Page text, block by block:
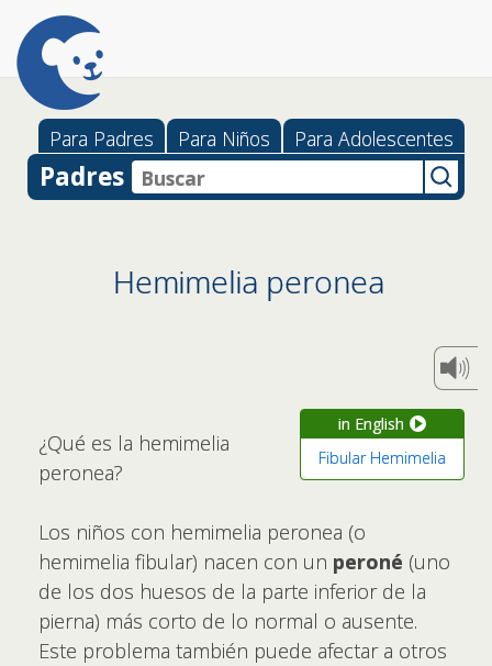
Para Padres Para Niños Para Adolescentes
Padres
Hemimelia peronea
in English
Fibular Hemimelia
¿Qué es la hemimelia
peronea?
Los niños con hemimelia peronea (o
hemimelia fibular) nacen con un peroné (uno
de los dos huesos de la parte inferior de la
pierna) más corto de lo normal o ausente.
Este problema también puede afectar a otros